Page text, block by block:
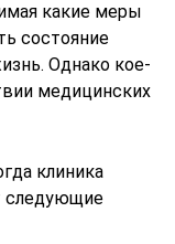
какие меры
состояние
Однако кое-
медицинских
клиника
следующие